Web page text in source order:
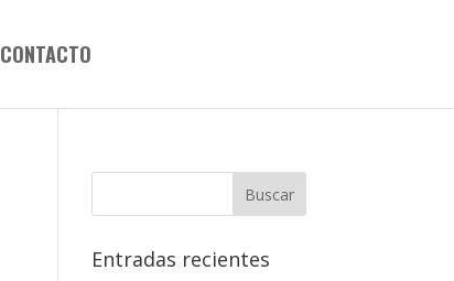
CONTACTO
Entradas recientes